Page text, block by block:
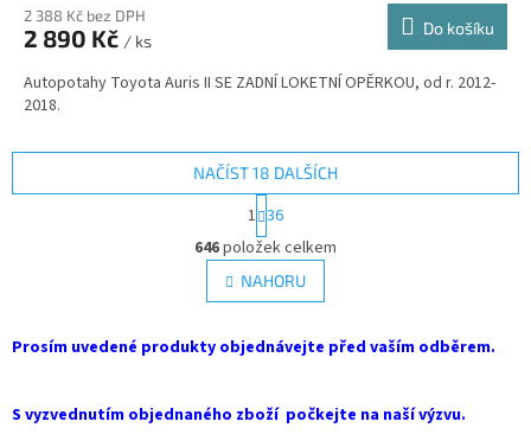
2 388 Kč bez DPH
2 890 Kč / ks
Do košíku
Autopotahy Toyota Auris II SE ZADNÍ LOKETNÍ OPĚRKOU, od r. 2012-
2018.
O
v
l
á
a
p
NAČÍST 18 DALŠÍCH
S
t
r
á
n
k
v
í
1 36
646položek celkem
NAHORU
Prosím uvedené produkty objednávejte před vaším odběrem.
S vyzvednutím objednaného zboží počkejte na naší výzvu.